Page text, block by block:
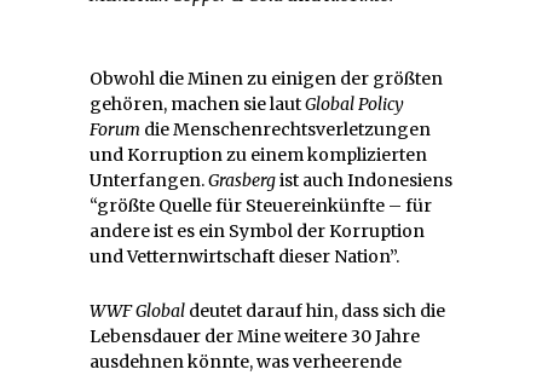
Obwohl die Minen zu einigen der größten
gehören, machen sie lautGlobal Policy
Forum die Menschenrechtsverletzungen
und Korruption zu einem komplizierten
Unterfangen.Grasbergist auch Indonesiens
“größte Quelle für Steuereinkünfte – für
andere ist es ein Symbol der Korruption
und Vetternwirtschaft dieser Nation”.
WWF Global deutet darauf hin, dass sich die
Lebensdauer der Mine weitere 30 Jahre
ausdehnen könnte, was verheerende